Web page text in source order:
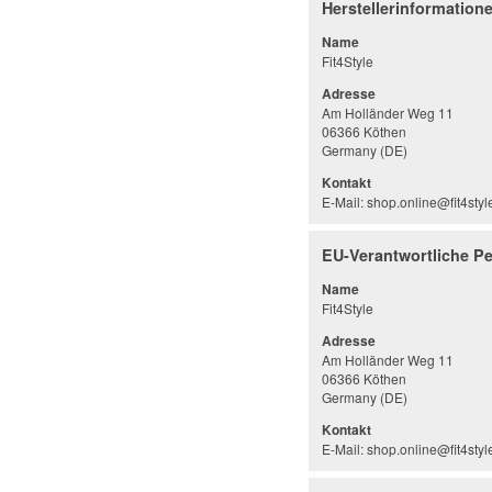
Name
Fit4Style
Adresse
Am Holländer Weg 11
06366 Köthen
Germany (DE)
Kontakt
E-Mail:
EU-Verantwortliche
Name
Fit4Style
Adresse
Am Holländer Weg 11
06366 Köthen
Germany (DE)
Kontakt
E-Mail: